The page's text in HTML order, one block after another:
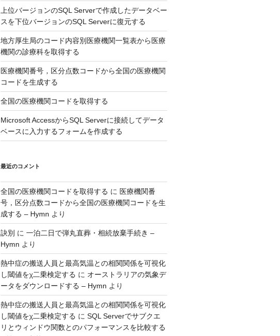
上位バージョンのSQL Serverで作成したデータベー
スを下位バージョンのSQL Serverに復元する
地方厚生局のコード内容別医療機関一覧表から医療
機関の診療科を取得する
医療機関番号，区分点数コードから全国の医療機関
コードを生成する
全国の医療機関コードを取得する
Microsoft AccessからSQL Serverに接続してデータ
ベースに入力するフォームを作成する
最近のコメント
全国の医療機関コードを取得する に 医療機関番
号，区分点数コードから全国の医療機関コードを生
成する – Hymn より
訣別 に 一泊二日で弾丸直葬・相続放棄手続き –
Hymn より
熱中症の搬送人員と最高気温との相関関係を可視化
し閾値をχ二乗検定する に オーストラリアの気象デ
ータをダウンロードする – Hymn より
熱中症の搬送人員と最高気温との相関関係を可視化
し閾値をχ二乗検定する に SQL Serverでサブクエ
リとウィンドウ関数とのパフォーマンスを比較する